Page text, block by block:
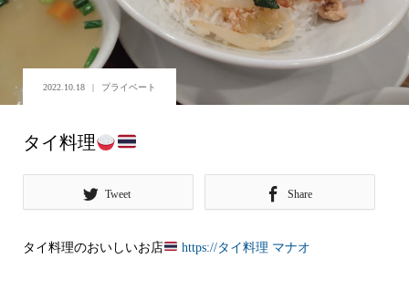
2022.10.18 プライベート
タイ料理
Tweet Share
タイ料理のおいしいお店 https://タイ料理 マナオ